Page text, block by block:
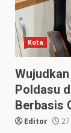
Kota
Poldasu
Berbasis
Editor